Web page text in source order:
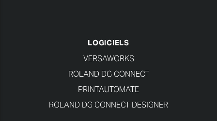
LOGICIELS
VERSAWORKS
ROLAND DG CONNECT
PRINTAUTOMATE
ROLAND DG CONNECT DESIGNER